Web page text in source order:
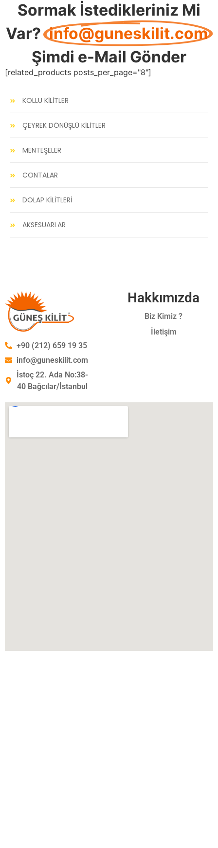
Sormak İstedikleriniz Mi
Var? info@guneskilit.com
Şimdi e-Mail Gönder
[related_products posts_per_page="8"]
KOLLU KİLİTLER
ÇEYREK DÖNÜŞLÜ KİLİTLER
MENTEŞELER
CONTALAR
DOLAP KİLİTLERİ
AKSESUARLAR
+90 (212) 659 19 35
info@guneskilit.com
İstoç 22. Ada No:38-
40 Bağcılar/İstanbul
Hakkımızda
Biz Kimiz ?
İletişim